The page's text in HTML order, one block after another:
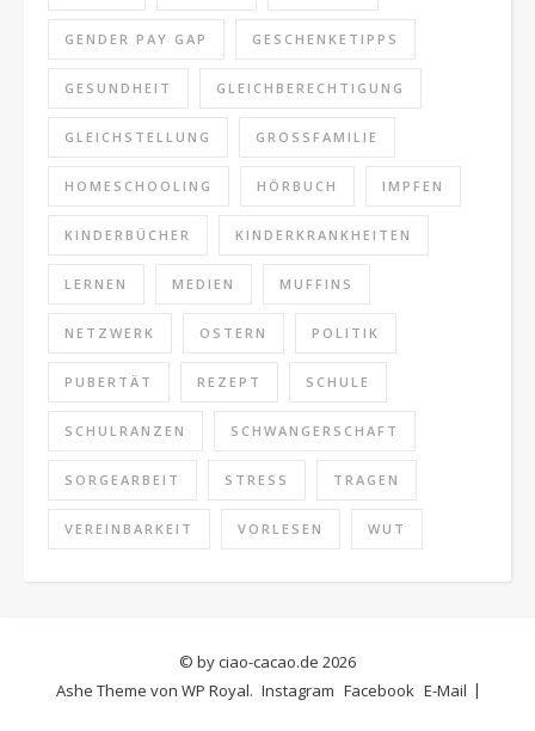
GENDER PAY GAP GESCHENKETIPPS
GESUNDHEIT GLEICHBERECHTIGUNG
GLEICHSTELLUNG GROSSFAMILIE
HOMESCHOOLING HÖRBUCH IMPFEN
KINDERBÜCHER KINDERKRANKHEITEN
LERNEN MEDIEN MUFFINS
NETZWERK OSTERN POLITIK
PUBERTÄT REZEPT SCHULE
SCHULRANZEN SCHWANGERSCHAFT
SORGEARBEIT STRESS TRAGEN
VEREINBARKEIT VORLESEN WUT
© by ciao-cacao.de 2026
Instagram Facebook E-Mail
Ashe Theme von WP Royal.